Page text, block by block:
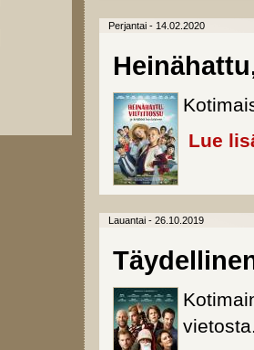
Perjantai - 14.02.2020
Lue
Lauantai - 26.10.2019